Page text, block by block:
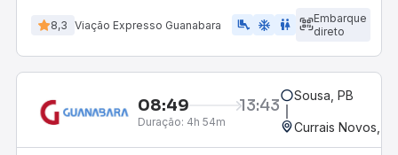
8,3 Viação Expresso Guanabara airline_seat_legroom_extra ac_unit WC
Embarque
direto
08:49 13:43
Duração: 4h 54m
Sousa, PB
Currais Novos,